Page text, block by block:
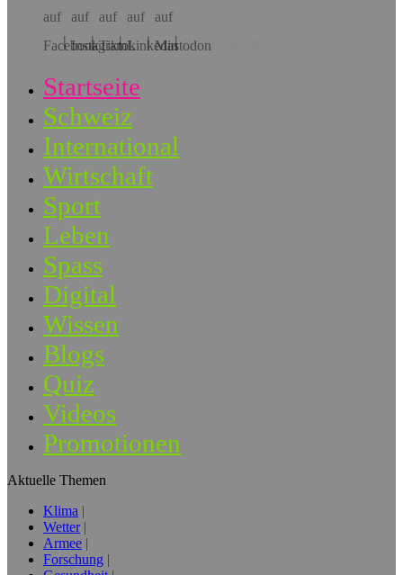
Hol dir die App!
Startseite
Schweiz
International
Wirtschaft
Sport
Leben
Spass
Digital
Wissen
Blogs
Quiz
Videos
Promotionen
Aktuelle Themen
Klima
Wetter
Armee
Forschung